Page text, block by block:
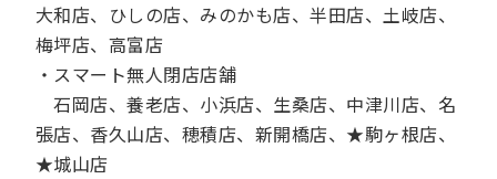
大和店、ひしの店、みのかも店、半田店、土岐店、
梅坪店、高富店
・スマート無人閉店店舗
石岡店、養老店、小浜店、生桑店、中津川店、名
張店、香久山店、穂積店、新開橋店、★駒ヶ根店、
★城山店